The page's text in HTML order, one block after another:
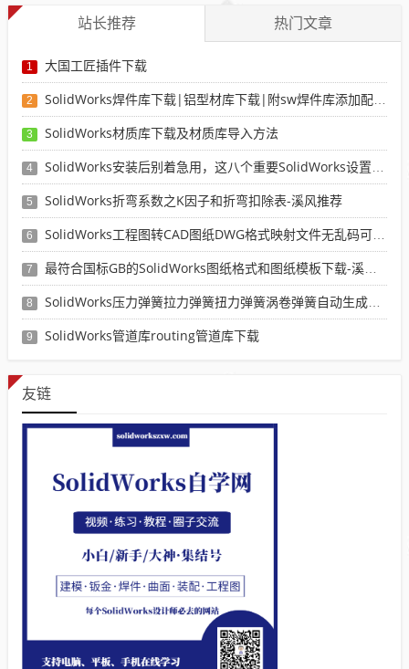
站长推荐 热门文章
1 大国工匠插件下载
2 SolidWorks焊件库下载|铝型材库下载|附sw焊件库添加配置使用教程
3 SolidWorks材质库下载及材质库导入方法
4 SolidWorks安装后别着急用，这八个重要SolidWorks设置可以提高你的画图效率
5 SolidWorks折弯系数之K因子和折弯扣除表-溪风推荐
6 SolidWorks工程图转CAD图纸DWG格式映射文件无乱码可分层-溪风亲测推荐
7 最符合国标GB的SolidWorks图纸格式和图纸模板下载-溪风专用版
8 SolidWorks压力弹簧拉力弹簧扭力弹簧涡卷弹簧自动生成宏程序下载
9 SolidWorks管道库routing管道库下载
友链